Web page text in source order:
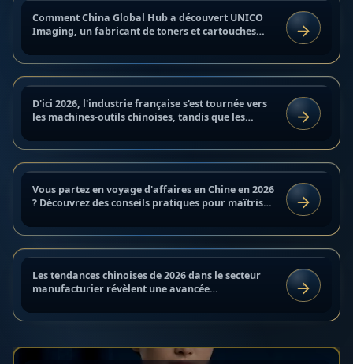
BLOG
Comment China Global Hub a découvert UNICO
Imaging, un fabricant de toners et cartouches
visibilité en ligne. Une...
LIRE
BLOG
Pièces détachées de Chine 2026 :
Comment la Chine a réécrit les
règles du jeu pour l'industrie
française
D'ici 2026, l'industrie française s'est tournée vers
les machines-outils chinoises, tandis que les
par des...
LIRE
CONSEILS & CAS CLIENTS
Mission en Chine 2026 : guide de
survie numérique pour les
voyageurs français
Vous partez en voyage d'affaires en Chine en 2026
? Découvrez des conseils pratiques pour maîtriser
des...
LIRE
ANALYSES & VEILLE
Tendances de production chinoises
2026 pour les entreprises françaises
Les tendances chinoises de 2026 dans le secteur
manufacturier révèlent une avancée
l'automatisation, renforcent le...
LIRE